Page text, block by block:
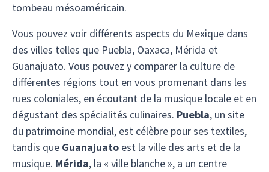
tombeau mésoaméricain.
Vous pouvez voir différents aspects du Mexique dans
des villes telles que Puebla, Oaxaca, Mérida et
Guanajuato. Vous pouvez y comparer la culture de
différentes régions tout en vous promenant dans les
rues coloniales, en écoutant de la musique locale et en
dégustant des spécialités culinaires. Puebla, un site
du patrimoine mondial, est célèbre pour ses textiles,
tandis que Guanajuato est la ville des arts et de la
musique. Mérida, la « ville blanche », a un centre